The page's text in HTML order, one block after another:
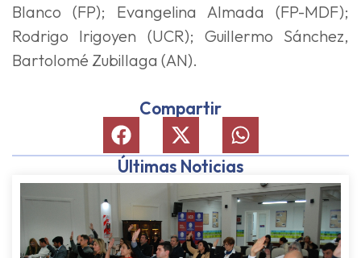
Blanco (FP); Evangelina Almada (FP-MDF);
Rodrigo Irigoyen (UCR); Guillermo Sánchez,
Bartolomé Zubillaga (AN).
Compartir
Últimas Noticias